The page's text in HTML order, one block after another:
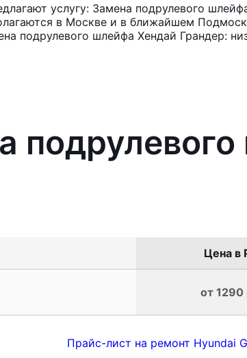
услугу: Замена подрулевого
в Москве и в ближайшем
подрулевого шлейфа Хендай Грандер:
Цена в
от 1290
Прайс-лист на ремонт Hyundai